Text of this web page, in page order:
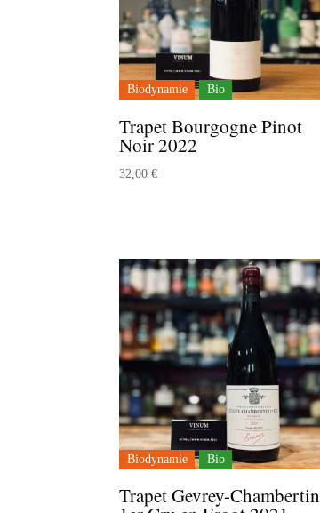
Biodynamie Bio
Trapet Bourgogne Pinot
Noir 2022
32,00€
Biodynamie Bio
Trapet Gevrey-Chambertin